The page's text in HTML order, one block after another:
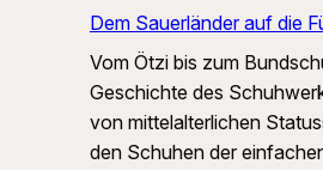
Dem Sauerländer auf die
Vom Ötzi bis zum
Geschichte des
von mittelalterlichen
den Schuhen der